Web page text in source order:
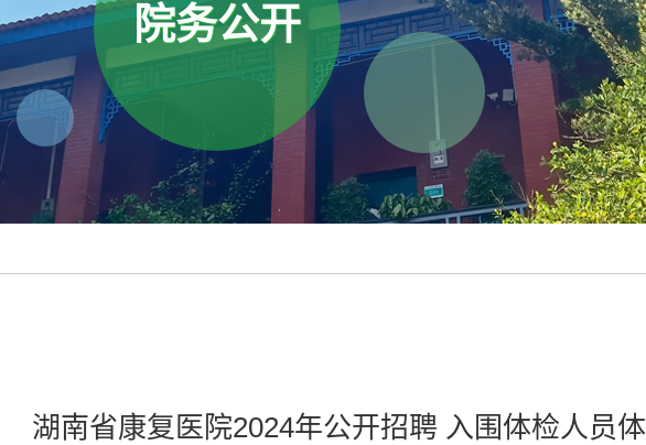
院务公开
湖南省康复医院2024年公开招聘 入围体检人员